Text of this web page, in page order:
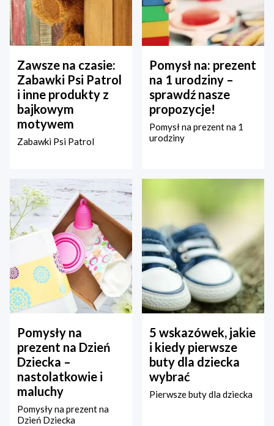
Zawsze na czasie:
Zabawki Psi Patrol
i inne produkty z
bajkowym
motywem
Zabawki Psi Patrol
Pomysł na: prezent
na 1 urodziny –
sprawdź nasze
propozycje!
Pomysł na prezent na 1
urodziny
Pomysły na
prezent na Dzień
Dziecka –
nastolatkowie i
maluchy
Pomysły na prezent na
Dzień Dziecka
5 wskazówek, jakie
i kiedy pierwsze
buty dla dziecka
wybrać
Pierwsze buty dla dziecka